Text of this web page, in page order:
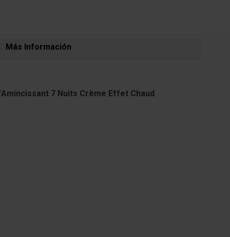
Más Información
Amincissant 7 Nuits Crème Effet Chaud.